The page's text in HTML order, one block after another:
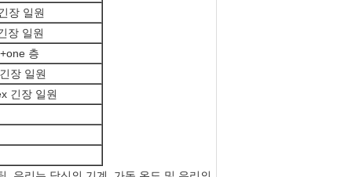
장 일원
장 일원
층
장 일원
긴장 일원